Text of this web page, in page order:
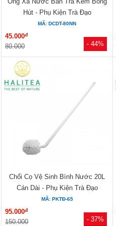
- 44%
Hút - Phụ Kiện Trà Đạo
MÃ: DCDT-80NN
45.000đ
80.000
- 37%
Chổi Cọ Vệ Sinh Bình Nước 20L
Cán Dài - Phụ Kiện Trà Đạo
MÃ: PKTĐ-65
95.000đ
150.000